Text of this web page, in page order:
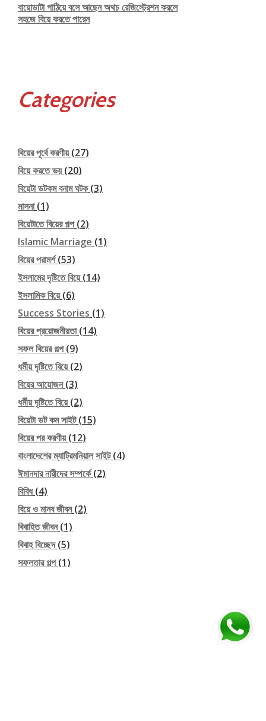
বায়োডাটা পাঠিয়ে বসে আছেন অথচ রেজিস্ট্রেশন করলে
সহজে বিয়ে করতে পারেন
Categories
বিয়ের পূর্বে করণীয়(27)
বিয়ে করতে ভয়(20)
বিয়েটা ডটকম বনাম ঘটক(3)
মাসনা(1)
বিয়েটাতে বিয়ের গল্প(2)
Islamic Marriage (1)
বিয়ের পরামর্শ(53)
ইসলামের দৃষ্টিতে বিয়ে(14)
ইসলামিক বিয়ে(6)
Success Stories (1)
বিয়ের প্রয়োজনীয়তা(14)
সফল বিয়ের গল্প(9)
ধর্মীয় দৃষ্টিতে বিয়ে(2)
বিয়ের আয়োজন(3)
ধর্মীয় দৃষ্টিতে বিয়ে(2)
বিয়েটা ডট কম সাইট(15)
বিয়ের পর করণীয়(12)
বাংলাদেশের ম্যাট্রিমনিয়াল সাইট(4)
ঈমানদার নারীদের সম্পর্কে(2)
বিবিধ(4)
বিয়ে ও মানব জীবন(2)
বিবাহিত জীবন(1)
বিবাহ বিচ্ছেদ(5)
সফলতার গল্প(1)